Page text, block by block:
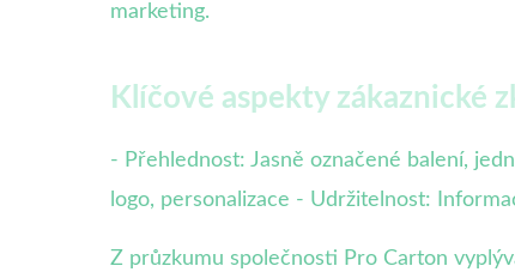
marketing.
Klíčové aspekty zákaznické
- Přehlednost: Jasně označené balení,
logo, personalizace - Udržitelnost:
Z průzkumu společnosti Pro Carton